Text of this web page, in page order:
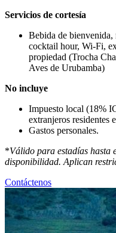
Servicios de cortesía
Bebida de bienvenida,
cocktail hour, Wi-Fi,
propiedad (Trocha
Aves de Urubamba)
No incluye
Impuesto local (18%
extranjeros residentes
Gastos personales.
*Válido para estadías hasta
disponibilidad. Aplican
Contáctenos